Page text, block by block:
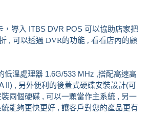
導入 ITBS DVR POS 可以協助店家把
, 可以透過 DVR的功能 , 看看店內的顧
溫處理器 1.6G/533 MHz ,搭配高速高
II) , 另外便利的後蓋式硬碟安裝設計(可
兩個硬碟 , 可以一顆當作主系統 , 另一
能夠更快更好 , 讓客戶對您的產品更有